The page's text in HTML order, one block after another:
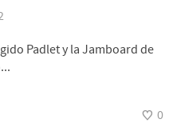
Padlet y la Jamboard de
0